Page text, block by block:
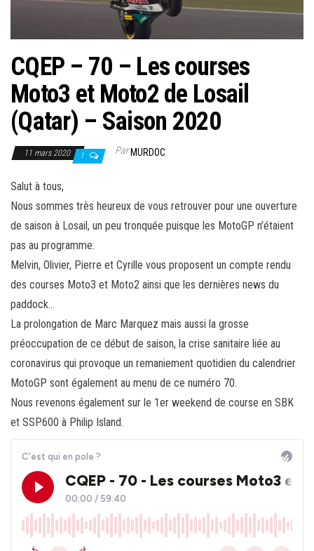
CQEP – 70 – Les courses
Moto3 et Moto2 de Losail
(Qatar) – Saison 2020
11 mars 2020 1 ParMURDOC
Salut à tous,
Nous sommes très heureux de vous retrouver pour une ouverture
de saison à Losail, un peu tronquée puisque les MotoGP n’étaient
pas au programme.
Melvin, Olivier, Pierre et Cyrille vous proposent un compte rendu
des courses Moto3 et Moto2 ainsi que les dernières news du
paddock…
La prolongation de Marc Marquez mais aussi la grosse
préoccupation de ce début de saison, la crise sanitaire liée au
coronavirus qui provoque un remaniement quotidien du calendrier
MotoGP sont également au menu de ce numéro 70.
Nous revenons également sur le 1er weekend de course en SBK
et SSP600 à Philip Island.